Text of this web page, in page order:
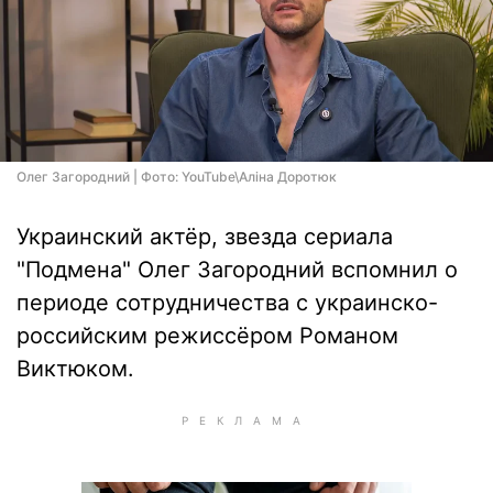
Олег Загородний | Фото: YouTube\Аліна Доротюк
Украинский актёр, звезда сериала
"Подмена" Олег Загородний вспомнил о
периоде сотрудничества с украинско-
российским режиссёром Романом
Виктюком.